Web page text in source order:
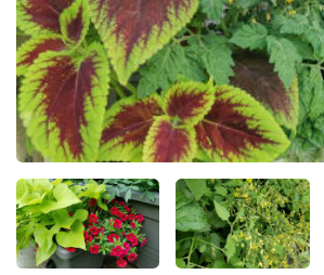
Sledujte prima+
Přihlášení
Sledujte nás